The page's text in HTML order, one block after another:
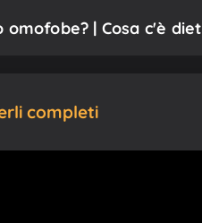
| Cosa c'è
completi